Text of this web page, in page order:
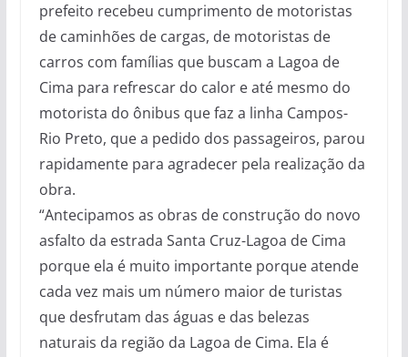
prefeito recebeu cumprimento de motoristas
de caminhões de cargas, de motoristas de
carros com famílias que buscam a Lagoa de
Cima para refrescar do calor e até mesmo do
motorista do ônibus que faz a linha Campos-
Rio Preto, que a pedido dos passageiros, parou
rapidamente para agradecer pela realização da
obra.
“Antecipamos as obras de construção do novo
asfalto da estrada Santa Cruz-Lagoa de Cima
porque ela é muito importante porque atende
cada vez mais um número maior de turistas
que desfrutam das águas e das belezas
naturais da região da Lagoa de Cima. Ela é